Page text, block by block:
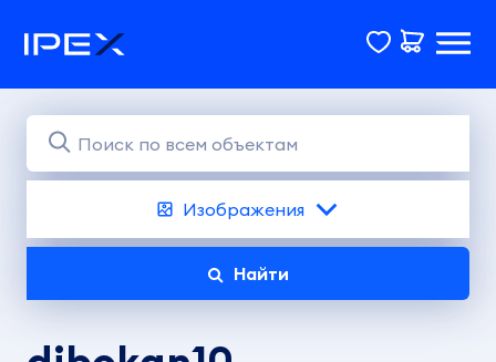
Изображения
Найти